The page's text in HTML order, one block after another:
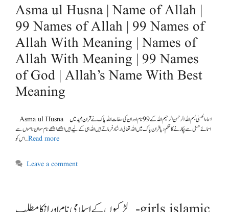
Asma ul Husna | Name of Allah |
99 Names of Allah | 99 Names of
Allah With Meaning | Names of
Allah With Meaning | 99 Names
of God | Allah’s Name With Best
Meaning
Asma ul Husna اسماء الحسنی بسم اللہ الرحمن الرحیم اللہ کے 99 نام اور ان کی صفات اللہ پاک نے قران مجید میں
اسمائے حسنی سے پکارنے کا حکم دیا قران پاک میں اللہ تعالی ارشاد فرماتے ہیں اللہ ہی کے لیے ہیں اچھے اچھے نام سو ان ناموں سے
اس کو …Read more
Leave a comment